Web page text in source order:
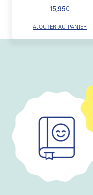
15,95€
AJOUTER AU PANIER